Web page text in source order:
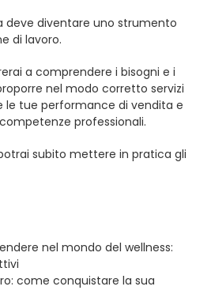
deve diventare uno strumento
di lavoro.
a comprendere i bisogni e i
nel modo corretto servizi
le tue performance di vendita e
professionali.
subito mettere in pratica gli
nel mondo del wellness:
come conquistare la sua